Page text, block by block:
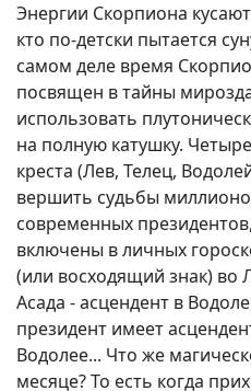
Энергии Скорпиона
кто по-детски пытается
самом деле время
посвящен в тайны
использовать
на полную катушку.
креста (Лев, Телец,
вершить судьбы
современных
включены в личных
(или восходящий знак) во
Асада - асцендент в
президент имеет
Водолее... Что же
месяце? То есть когда